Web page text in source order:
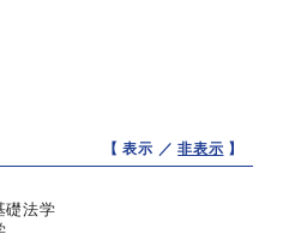
【 表示 ／非表示 】
礎法学